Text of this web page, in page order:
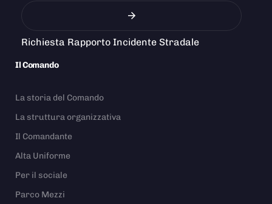
Richiesta Rapporto Incidente Stradale
Il Comando
La storia del Comando
La struttura organizzativa
Il Comandante
Alta Uniforme
Per il sociale
Parco Mezzi